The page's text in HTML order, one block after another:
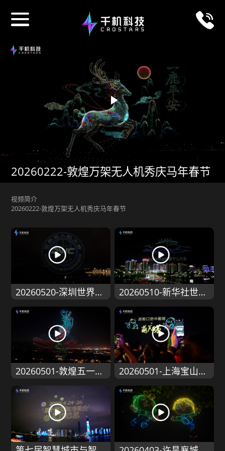
Play
Video
20260222-敦煌万架无人机秀庆马年春节
视频简介
20260222-敦煌万架无人机秀庆马年春节
20260520-深圳世界无人机大会 20260510-新华社世界品牌莫干山大会
20260501-敦煌五一表演 20260501-上海宝山葫芦娃兄弟五一劳动节